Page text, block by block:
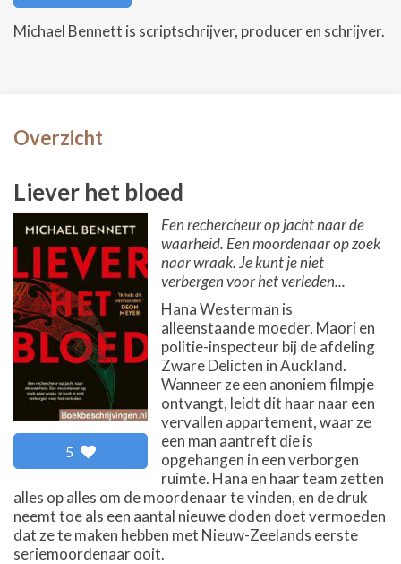
Michael Bennett is scriptschrijver, producer en schrijver.
Overzicht
Liever het bloed
5
Een rechercheur op jacht naar de
waarheid. Een moordenaar op zoek
naar wraak. Je kunt je niet
verbergen voor het verleden...
Hana Westerman is
alleenstaande moeder, Maori en
politie-inspecteur bij de afdeling
Zware Delicten in Auckland.
Wanneer ze een anoniem filmpje
ontvangt, leidt dit haar naar een
vervallen appartement, waar ze
een man aantreft die is
opgehangen in een verborgen
ruimte. Hana en haar team zetten
alles op alles om de moordenaar te vinden, en de druk
neemt toe als een aantal nieuwe doden doet vermoeden
dat ze te maken hebben met Nieuw-Zeelands eerste
seriemoordenaar ooit.